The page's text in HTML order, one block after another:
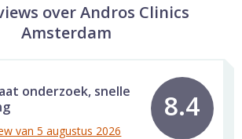
over Andros Clinics
Amsterdam
onderzoek, snelle
van 5 augustus 2026
8.4